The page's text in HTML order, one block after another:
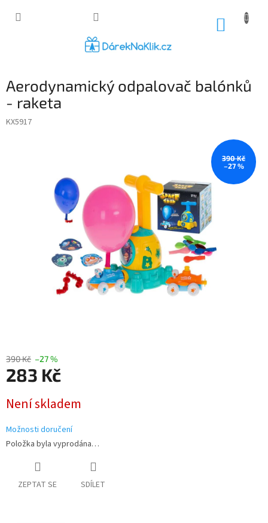
Aerodynamický odpalovač balónků
- raketa
KX5917
390 Kč
–27 %
390 Kč –27 %
283 Kč
cena:
Není skladem
Možnosti doručení
Položka byla vyprodána…
ZEPTAT SE SDÍLET